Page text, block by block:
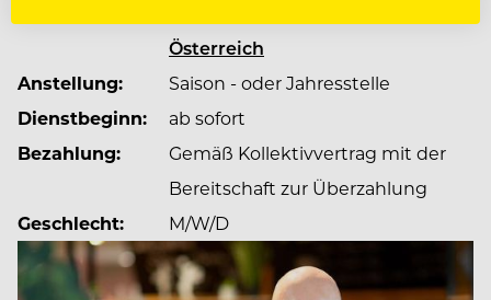
wachsendes Benefit-System. So gelang 2022
Bereich Mitarbeitenden Zufriedenheit.
Österreich
Anstellung:
Saison - oder Jahresstelle
Dienstbeginn:
ab sofort
Bezahlung:
Gemäß Kollektivvertrag mit der
Bereitschaft zur Überzahlung
Geschlecht:
M/W/D